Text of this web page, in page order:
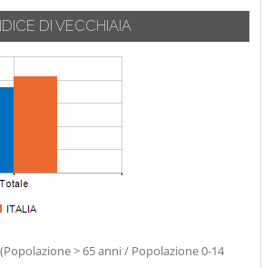
DI VECCHIAIA
> 65 anni / Popolazione 0-14